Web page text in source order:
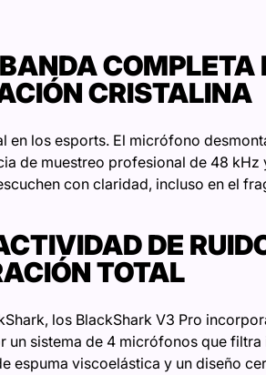
CRISTALINA
en los esports. El micrófono
de muestreo profesional de 48
con claridad, incluso en el
DE
TOTAL
los BlackShark V3 Pro
un sistema de 4 micrófonos que
espuma viscoelástica y un diseño